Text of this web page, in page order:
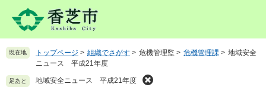
先を 現在地 トップページ > 組織でさがす > 危機管理監 > 危機管理課 > 地域安全
ニュース 平成21年度
足あと 地域安全ニュース 平成21年度